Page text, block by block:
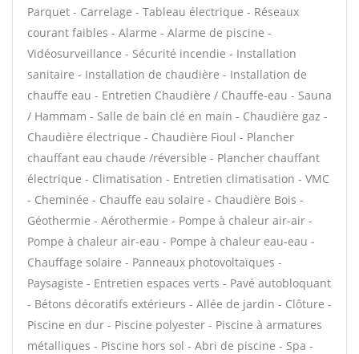
Parquet - Carrelage - Tableau électrique - Réseaux
courant faibles - Alarme - Alarme de piscine -
Vidéosurveillance - Sécurité incendie - Installation
sanitaire - Installation de chaudière - Installation de
chauffe eau - Entretien Chaudière / Chauffe-eau - Sauna
/ Hammam - Salle de bain clé en main - Chaudière gaz -
Chaudière électrique - Chaudière Fioul - Plancher
chauffant eau chaude /réversible - Plancher chauffant
électrique - Climatisation - Entretien climatisation - VMC
- Cheminée - Chauffe eau solaire - Chaudière Bois -
Géothermie - Aérothermie - Pompe à chaleur air-air -
Pompe à chaleur air-eau - Pompe à chaleur eau-eau -
Chauffage solaire - Panneaux photovoltaïques -
Paysagiste - Entretien espaces verts - Pavé autobloquant
- Bétons décoratifs extérieurs - Allée de jardin - Clôture -
Piscine en dur - Piscine polyester - Piscine à armatures
métalliques - Piscine hors sol - Abri de piscine - Spa -